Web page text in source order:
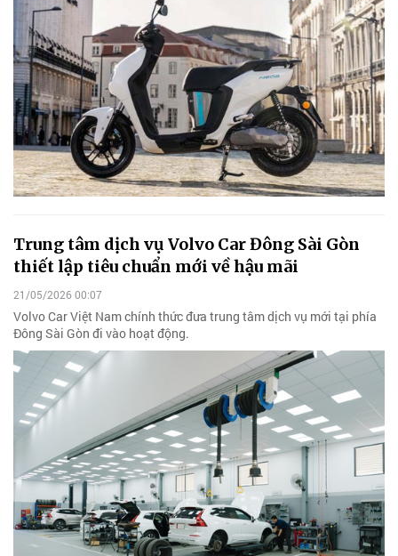
Trung tâm dịch vụ Volvo Car Đông Sài Gòn
thiết lập tiêu chuẩn mới về hậu mãi
21/05/2026 00:07
Volvo Car Việt Nam chính thức đưa trung tâm dịch vụ mới tại phía
Đông Sài Gòn đi vào hoạt động.